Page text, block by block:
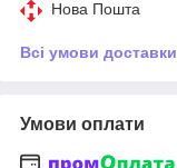
Нова Пошта
Всі умови доставки
Умови оплати